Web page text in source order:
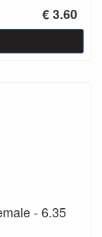
€ 3.60
- 6.35